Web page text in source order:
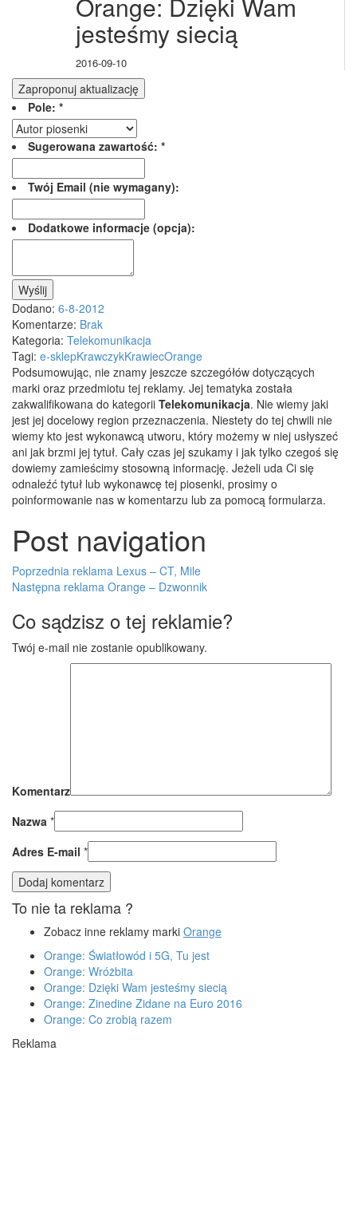
jesteśmy siecią
2016-09-10
Zaproponuj aktualizację
Pole: *
Sugerowana zawartość: *
Twój Email (nie wymagany):
Dodatkowe informacje (opcja):
Wyślij
Dodano: 6-8-2012
Komentarze: Brak
Kategoria: Telekomunikacja
Tagi: e-sklepKrawczykKrawiecOrange
Podsumowując, nie znamy jeszcze szczegółów dotyczących
marki oraz przedmiotu tej reklamy. Jej tematyka została
zakwalifikowana do kategorii Telekomunikacja. Nie wiemy jaki
jest jej docelowy region przeznaczenia. Niestety do tej chwili nie
wiemy kto jest wykonawcą utworu, który możemy w niej usłyszeć
ani jak brzmi jej tytuł. Cały czas jej szukamy i jak tylko czegoś się
dowiemy zamieścimy stosowną informację. Jeżeli uda Ci się
odnaleźć tytuł lub wykonawcę tej piosenki, prosimy o
poinformowanie nas w komentarzu lub za pomocą formularza.
Post navigation
Poprzednia reklama Lexus – CT, Mile
Następna reklama Orange – Dzwonnik
Co sądzisz o tej reklamie?
Twój e-mail nie zostanie opublikowany.
Komentarz
Nazwa *
Adres E-mail *
To nie ta reklama ?
Zobacz inne reklamy marki Orange
Orange: Światłowód i 5G, Tu jest
Orange: Wróżbita
Orange: Dzięki Wam jesteśmy siecią
Orange: Zinedine Zidane na Euro 2016
Orange: Co zrobią razem
Reklama